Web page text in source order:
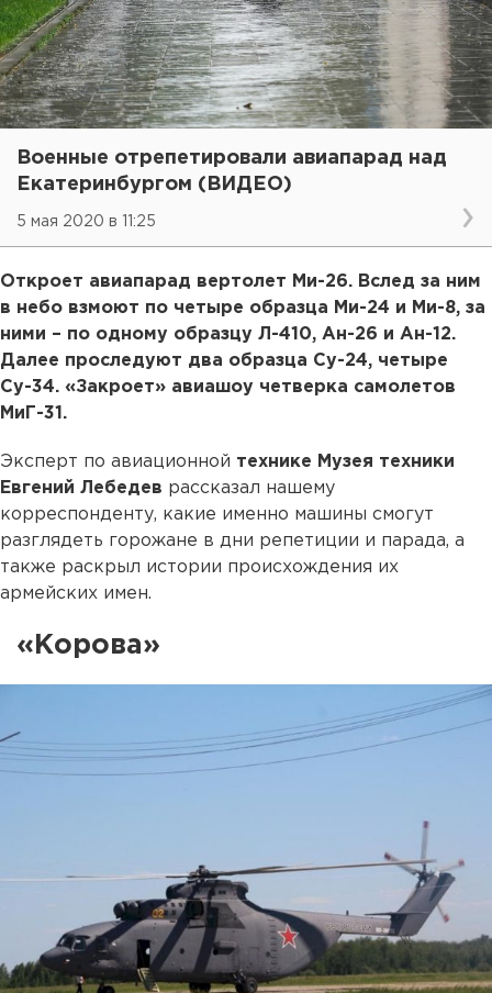
Военные отрепетировали авиапарад над
Екатеринбургом (ВИДЕО)
5 мая 2020 в 11:25
Откроет авиапарад вертолет Ми-26. Вслед за ним
в небо взмоют по четыре образца Ми-24 и Ми-8, за
ними – по одному образцу Л-410, Ан-26 и Ан-12.
Далее проследуют два образца Су-24, четыре
Су-34. «Закроет» авиашоу четверка самолетов
МиГ-31.
Эксперт по авиационной технике Музея техники
Евгений Лебедев рассказал нашему
корреспонденту, какие именно машины смогут
разглядеть горожане в дни репетиции и парада, а
также раскрыл истории происхождения их
армейских имен.
«Корова»